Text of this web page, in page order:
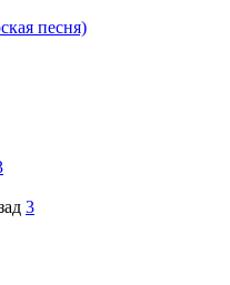
песня)
3